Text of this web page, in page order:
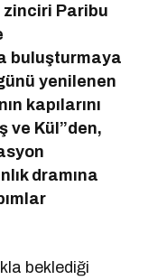
zinciri Paribu
buluşturmaya
yenilenen
kapılarını
ve Kül”den,
dramına
beklediği